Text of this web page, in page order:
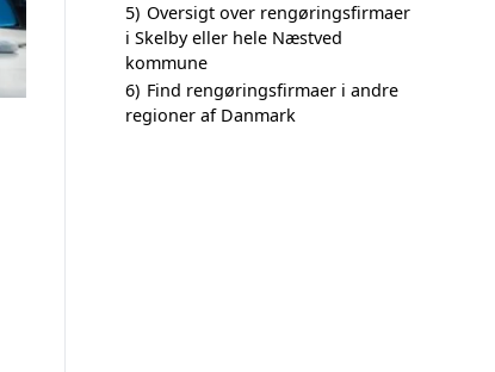
5) Oversigt over rengøringsfirmaer
i Skelby eller hele Næstved
kommune
6) Find rengøringsfirmaer i andre
regioner af Danmark